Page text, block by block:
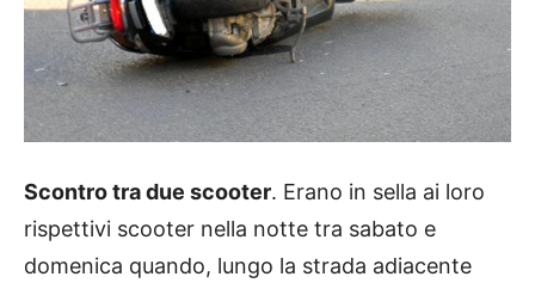
Scontro tra due scooter. Erano in sella ai loro
rispettivi scooter nella notte tra sabato e
domenica quando, lungo la strada adiacente